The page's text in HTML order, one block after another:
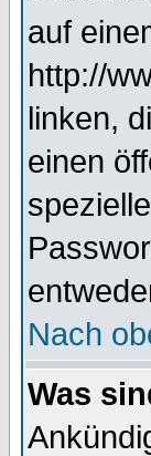
auf
http://
linken,
einen
Nach
Was